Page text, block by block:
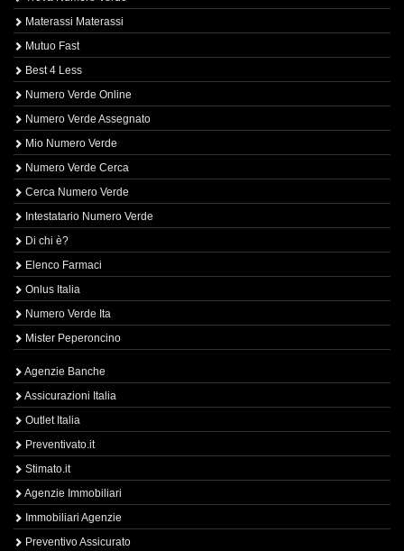
Materassi Materassi
Mutuo Fast
Best 4 Less
Numero Verde Online
Numero Verde Assegnato
Mio Numero Verde
Numero Verde Cerca
Cerca Numero Verde
Intestatario Numero Verde
Di chi è?
Elenco Farmaci
Onlus Italia
Numero Verde Ita
Mister Peperoncino
Agenzie Banche
Assicurazioni Italia
Outlet Italia
Preventivato.it
Stimato.it
Agenzie Immobiliari
Immobiliari Agenzie
Preventivo Assicurato